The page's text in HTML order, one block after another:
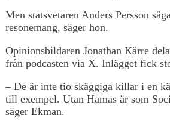
Men statsvetaren Anders Persson
resonemang, säger hon.
Opinionsbildaren Jonathan Kärre
från podcasten via X. Inlägget fick
– De är inte tio skäggiga killar i en
till exempel. Utan Hamas är som
säger Ekman.